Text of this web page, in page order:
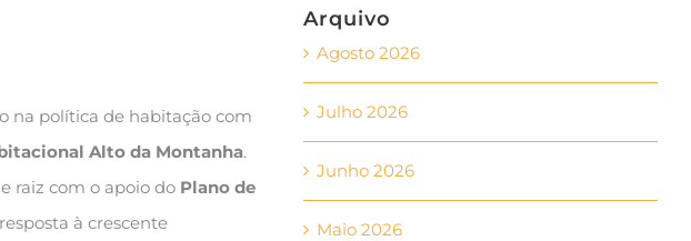
na política de habitação com
Alto da Montanha.
raiz com o apoio do Plano de
à crescente
Arquivo
Agosto 2026
Julho 2026
Junho 2026
Maio 2026